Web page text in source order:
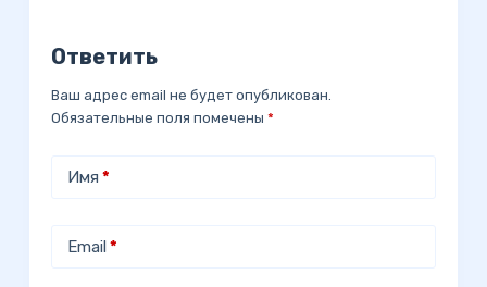
Ответить
Ваш адрес email не будет опубликован.
Обязательные поля помечены *
Имя *
Email*